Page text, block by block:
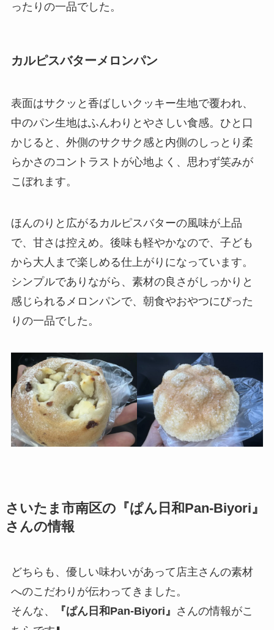
ったりの一品でした。
カルピスバターメロンパン
表面はサクッと香ばしいクッキー生地で覆われ、
中のパン生地はふんわりとやさしい食感。ひと口
かじると、外側のサクサク感と内側のしっとり柔
らかさのコントラストが心地よく、思わず笑みが
こぼれます。
ほんのりと広がるカルピスバターの風味が上品
で、甘さは控えめ。後味も軽やかなので、子ども
から大人まで楽しめる仕上がりになっています。
シンプルでありながら、素材の良さがしっかりと
感じられるメロンパンで、朝食やおやつにぴった
りの一品でした。
さいたま市南区の『ぱん日和Pan-Biyori』
さんの情報
どちらも、優しい味わいがあって店主さんの素材
へのこだわりが伝わってきました。
そんな、
『ぱん日和Pan-Biyori』 さんの情報がこ